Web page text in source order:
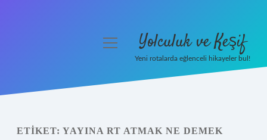
Yasal Uyarı
menüyü Yolculuk ve Keşif
Yeni rotalarda eğlenceli hikayeler bul!
ETIKET: YAYINA RT ATMAK NE DEMEK